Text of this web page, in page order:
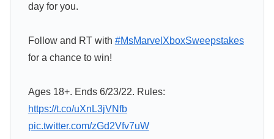
day for you.
Follow and RT with #MsMarvelXboxSweepstakes
for a chance to win!
Ages 18+. Ends 6/23/22. Rules:
https://t.co/uXnL3jVNfb
pic.twitter.com/zGd2Vfv7uW